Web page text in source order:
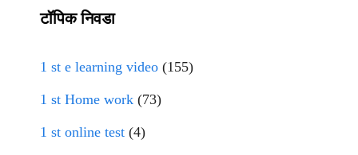
टॉपिक निवडा
1 st e learning video (155)
1 st Home work (73)
1 st online test (4)